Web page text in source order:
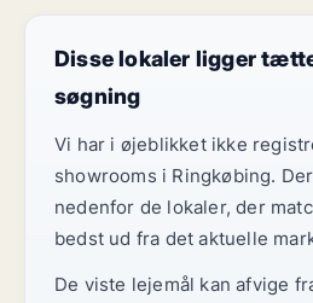
Disse lokaler ligger
søgning
Vi har i øjeblikket ikke
showrooms i Ringkøbing.
nedenfor de lokaler, der
bedst ud fra det aktuelle
De viste lejemål kan afvige